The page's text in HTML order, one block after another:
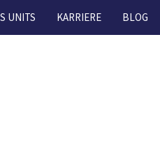
UNITS KARRIERE BLOG